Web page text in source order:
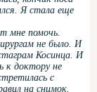
Я стала еще
мне помочь.
не было. И
Косинца. И
к доктору не
с
на снимок.